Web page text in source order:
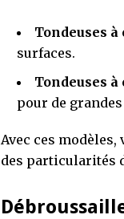
Tondeuses
surfaces.
Tondeuses
pour de
Avec ces
des particularités